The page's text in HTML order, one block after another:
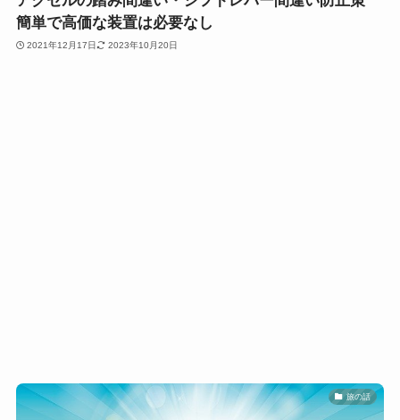
簡単で高価な装置は必要なし
2021年12月17日 2023年10月20日
旅の話